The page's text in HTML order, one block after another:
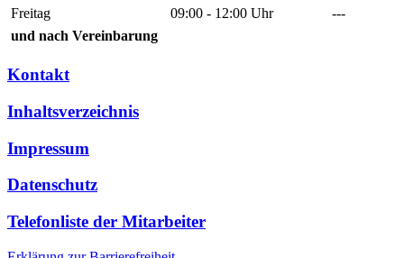
Freitag
09:00 - 12:00 Uhr
---
und nach Vereinbarung
Kontakt
Inhaltsverzeichnis
Impressum
Datenschutz
Telefonliste der Mitarbeiter